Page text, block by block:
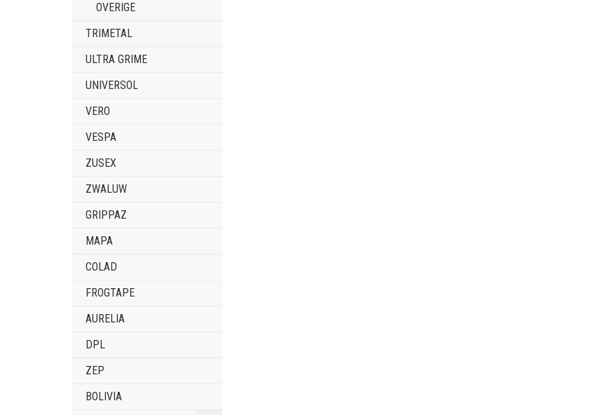
OVERIGE
TRIMETAL
ULTRA GRIME
UNIVERSOL
VERO
VESPA
ZUSEX
ZWALUW
GRIPPAZ
MAPA
COLAD
FROGTAPE
AURELIA
DPL
ZEP
BOLIVIA